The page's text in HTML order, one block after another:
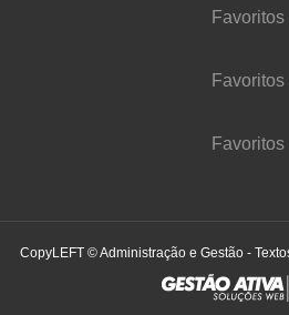
Favoritos
Favoritos
Favoritos
CopyLEFT © Administração e Gestão -